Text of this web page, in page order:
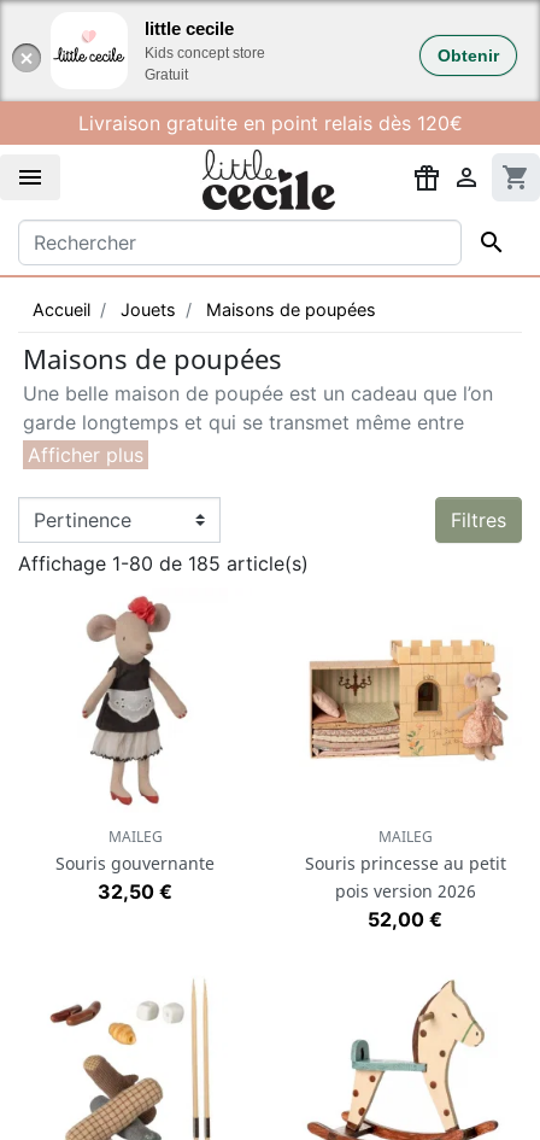
little cecile
Kids concept store
Gratuit
Obtenir
Livraison gratuite en point relais dès 120€
  shopping_cart

Accueil Jouets Maisons de poupées
Maisons de poupées
Une belle maison de poupée est un cadeau que l’on
garde longtemps et qui se transmet même entre
générations. Little cecile vous propose une belle
les
personnages Maileg et de nombreux accessoires !
Filtres
Affichage 1-80 de 185 article(s)
MAILEG
Souris gouvernante
Prix
32,50 €
MAILEG
Souris princesse au petit
pois version 2026
Prix
52,00 €